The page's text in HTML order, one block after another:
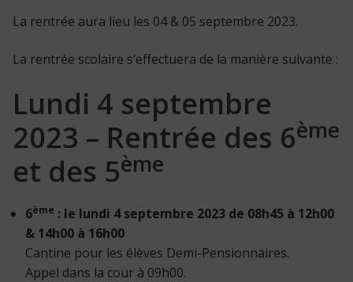
La rentrée aura lieu les 04 & 05 septembre 2023.
La rentrée scolaire s’effectuera de la manière suivante :
Lundi 4 septembre
2023 – Rentrée des 6ème
et des 5ème
6ème : le lundi 4 septembre 2023 de 08h45 à 12h00
& 14h00 à 16h00
Cantine pour les élèves Demi-Pensionnaires.
Appel dans la cour à 09h00.